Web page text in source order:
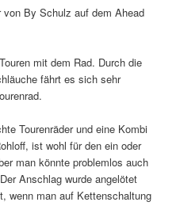
By Schulz auf dem Ahead
mit dem Rad. Durch die
fährt es sich sehr
Tourenräder und eine Kombi
ist wohl für den ein oder
man könnte problemlos auch
Anschlag wurde angelötet
wenn man auf Kettenschaltung